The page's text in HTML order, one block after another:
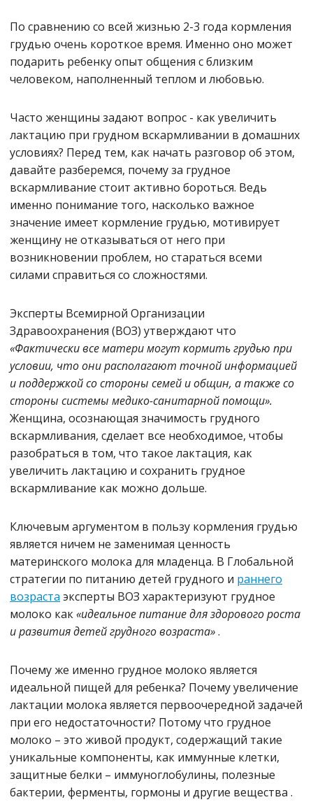
По сравнению со всей жизнью 2-3 года кормления
грудью очень короткое время. Именно оно может
подарить ребенку опыт общения с близким
человеком, наполненный теплом и любовью.
Часто женщины задают вопрос - как увеличить
лактацию при грудном вскармливании в домашних
условиях? Перед тем, как начать разговор об этом,
давайте разберемся, почему за грудное
вскармливание стоит активно бороться. Ведь
именно понимание того, насколько важное
значение имеет кормление грудью, мотивирует
женщину не отказываться от него при
возникновении проблем, но стараться всеми
силами справиться со сложностями.
Эксперты Всемирной Организации
Здравоохранения (ВОЗ) утверждают что
«Фактически все матери могут кормить грудью при
условии, что они располагают точной информацией
и поддержкой со стороны семей и общин, а также со
стороны системы медико-санитарной помощи».
Женщина, осознающая значимость грудного
вскармливания, сделает все необходимое, чтобы
разобраться в том, что такое лактация, как
увеличить лактацию и сохранить грудное
вскармливание как можно дольше.
Ключевым аргументом в пользу кормления грудью
является ничем не заменимая ценность
материнского молока для младенца. В Глобальной
стратегии по питанию детей грудного и раннего
возраста эксперты ВОЗ характеризуют грудное
молоко как«идеальное питание для здорового роста
и развития детей грудного возраста».
Почему же именно грудное молоко является
идеальной пищей для ребенка? Почему увеличение
лактации молока является первоочередной задачей
при его недостаточности? Потому что грудное
молоко – это живой продукт, содержащий такие
уникальные компоненты, как иммунные клетки,
защитные белки – иммуноглобулины, полезные
бактерии, ферменты, гормоны и другие вещества .